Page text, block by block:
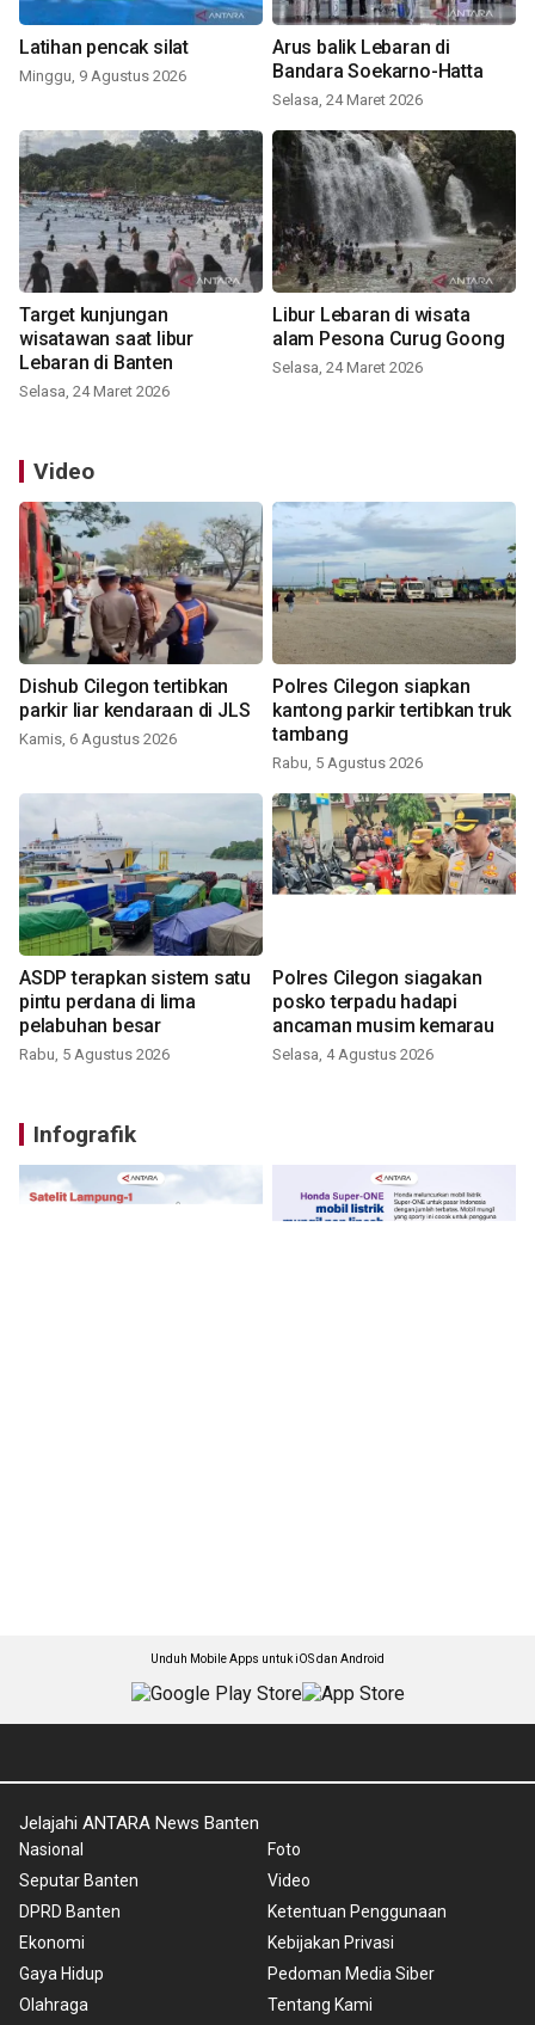
Latihan pencak silat
Minggu, 9 Agustus 2026
Arus balik Lebaran di
Bandara Soekarno-Hatta
Selasa, 24 Maret 2026
Target kunjungan
wisatawan saat libur
Lebaran di Banten
Selasa, 24 Maret 2026
Libur Lebaran di wisata
alam Pesona Curug Goong
Selasa, 24 Maret 2026
Video
Dishub Cilegon tertibkan
parkir liar kendaraan di JLS
Kamis, 6 Agustus 2026
Polres Cilegon siapkan
kantong parkir tertibkan truk
tambang
Rabu, 5 Agustus 2026
ASDP terapkan sistem satu
pintu perdana di lima
pelabuhan besar
Rabu, 5 Agustus 2026
Polres Cilegon siagakan
posko terpadu hadapi
ancaman musim kemarau
Selasa, 4 Agustus 2026
Infografik
Unduh Mobile Apps untuk iOS dan Android
Jelajahi ANTARA News Banten
Nasional
Seputar Banten
DPRD Banten
Ekonomi
Gaya Hidup
Olahraga
Foto
Video
Ketentuan Penggunaan
Kebijakan Privasi
Pedoman Media Siber
Tentang Kami